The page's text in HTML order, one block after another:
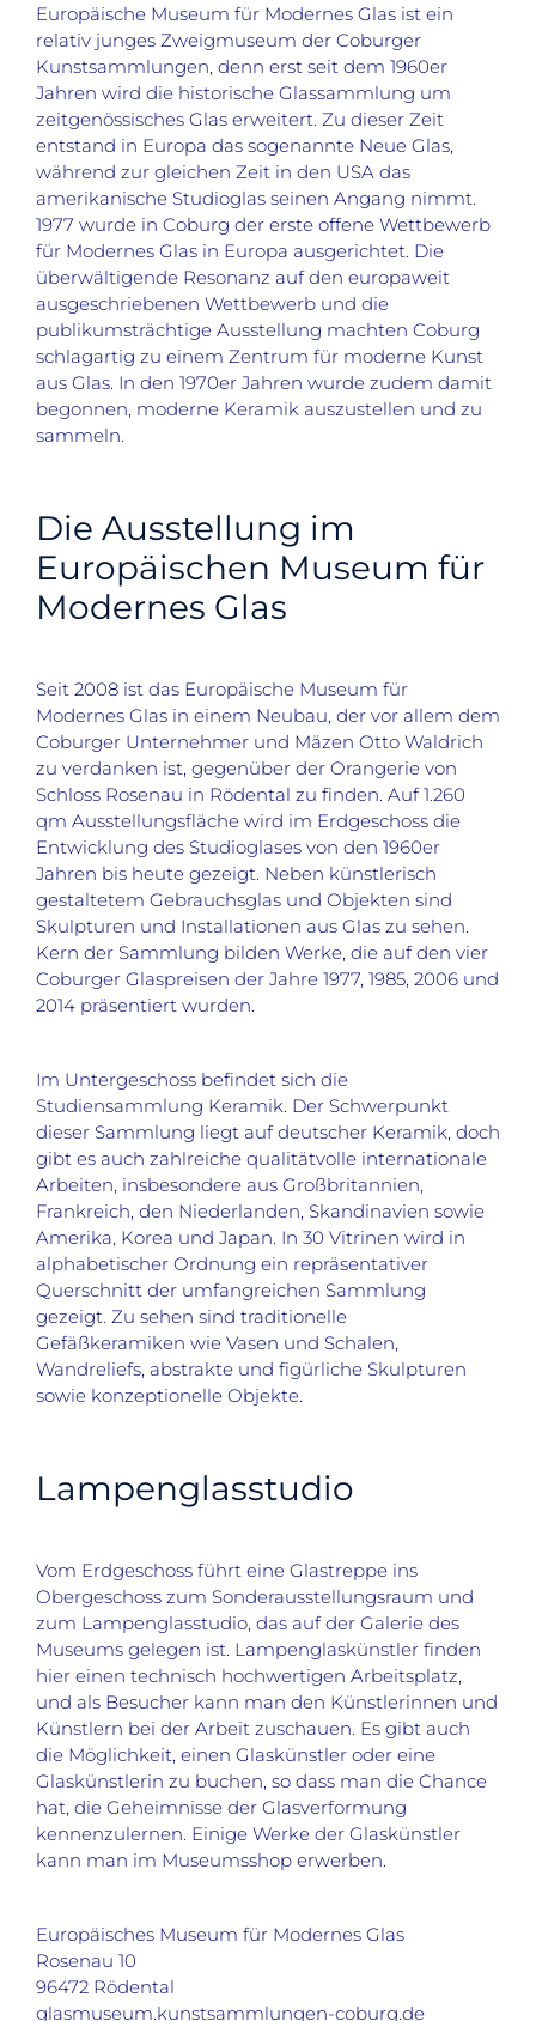
Europäische Museum für Modernes Glas ist ein
relativ junges Zweigmuseum der Coburger
Kunstsammlungen, denn erst seit dem 1960er
Jahren wird die historische Glassammlung um
zeitgenössisches Glas erweitert. Zu dieser Zeit
entstand in Europa das sogenannte Neue Glas,
während zur gleichen Zeit in den USA das
amerikanische Studioglas seinen Angang nimmt.
1977 wurde in Coburg der erste offene Wettbewerb
für Modernes Glas in Europa ausgerichtet. Die
überwältigende Resonanz auf den europaweit
ausgeschriebenen Wettbewerb und die
publikumsträchtige Ausstellung machten Coburg
schlagartig zu einem Zentrum für moderne Kunst
aus Glas. In den 1970er Jahren wurde zudem damit
begonnen, moderne Keramik auszustellen und zu
sammeln.
Die Ausstellung im
Europäischen Museum für
Modernes Glas
Seit 2008 ist das Europäische Museum für
Modernes Glas in einem Neubau, der vor allem dem
Coburger Unternehmer und Mäzen Otto Waldrich
zu verdanken ist, gegenüber der Orangerie von
Schloss Rosenau in Rödental zu finden. Auf 1.260
qm Ausstellungsfläche wird im Erdgeschoss die
Entwicklung des Studioglases von den 1960er
Jahren bis heute gezeigt. Neben künstlerisch
gestaltetem Gebrauchsglas und Objekten sind
Skulpturen und Installationen aus Glas zu sehen.
Kern der Sammlung bilden Werke, die auf den vier
Coburger Glaspreisen der Jahre 1977, 1985, 2006 und
2014 präsentiert wurden.
Im Untergeschoss befindet sich die
Studiensammlung Keramik. Der Schwerpunkt
dieser Sammlung liegt auf deutscher Keramik, doch
gibt es auch zahlreiche qualitätvolle internationale
Arbeiten, insbesondere aus Großbritannien,
Frankreich, den Niederlanden, Skandinavien sowie
Amerika, Korea und Japan. In 30 Vitrinen wird in
alphabetischer Ordnung ein repräsentativer
Querschnitt der umfangreichen Sammlung
gezeigt. Zu sehen sind traditionelle
Gefäßkeramiken wie Vasen und Schalen,
Wandreliefs, abstrakte und figürliche Skulpturen
sowie konzeptionelle Objekte.
Lampenglasstudio
Vom Erdgeschoss führt eine Glastreppe ins
Obergeschoss zum Sonderausstellungsraum und
zum Lampenglasstudio, das auf der Galerie des
Museums gelegen ist. Lampenglaskünstler finden
hier einen technisch hochwertigen Arbeitsplatz,
und als Besucher kann man den Künstlerinnen und
Künstlern bei der Arbeit zuschauen. Es gibt auch
die Möglichkeit, einen Glaskünstler oder eine
Glaskünstlerin zu buchen, so dass man die Chance
hat, die Geheimnisse der Glasverformung
kennenzulernen. Einige Werke der Glaskünstler
kann man im Museumsshop erwerben.
Europäisches Museum für Modernes Glas
Rosenau 10
96472 Rödental
glasmuseum.kunstsammlungen-coburg.de